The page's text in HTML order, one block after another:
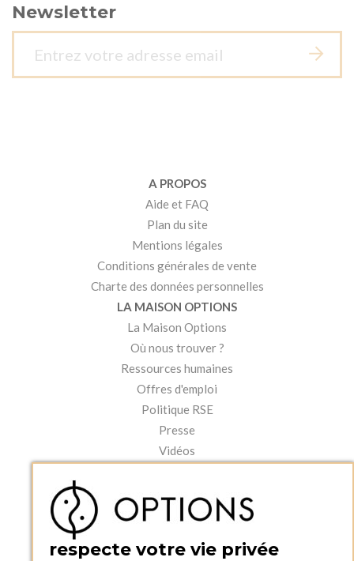
Newsletter
A PROPOS
Aide et FAQ
Plan du site
Mentions légales
Conditions générales de vente
Charte des données personnelles
LA MAISON OPTIONS
La Maison Options
Où nous trouver ?
Ressources humaines
Offres d'emploi
Politique RSE
Presse
Vidéos
Ma liste d'envies
PRATIQUE
respecte votre vie privée